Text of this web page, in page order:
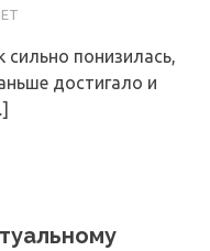
сильно понизилась,
достигало и